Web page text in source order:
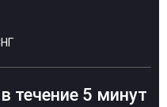
течение 5 минут